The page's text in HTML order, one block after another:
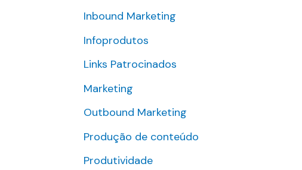
Inbound Marketing
Infoprodutos
Links Patrocinados
Marketing
Outbound Marketing
Produção de conteúdo
Produtividade